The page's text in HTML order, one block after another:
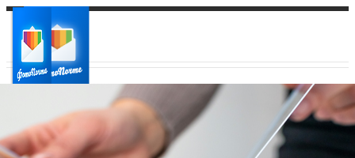
Ваш город: